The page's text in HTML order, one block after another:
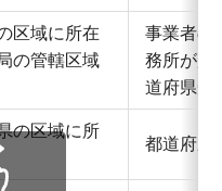
区域に所在
の管轄区域
事業者の
務所が所
道府県知
の区域に所
都道府県